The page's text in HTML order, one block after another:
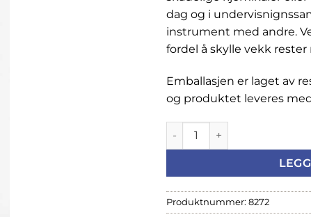
dag og i
instrument med andre.
fordel å skylle vekk
Emballasjen er laget av
og produktet leveres
Edgware
Produktnummer: 8272